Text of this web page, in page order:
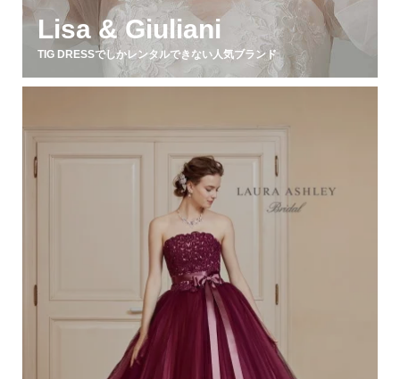
Lisa & Giuliani
TIG DRESSでしかレンタルできない人気ブランド